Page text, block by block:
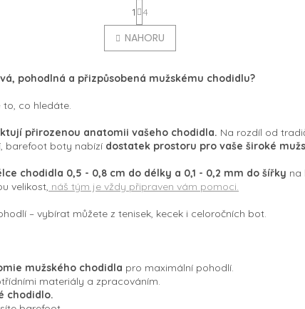
O
v
d
a
p
r
v
k
y
v
ý
p
u
S
t
r
á
n
o
1 4
NAHORU
pohodlná a přizpůsobená mužskému chodidlu?
co hledáte.
přirozenou anatomii vašeho chodidla. Na rozdíl od
barefoot boty nabízí dostatek prostoru pro vaše široké
chodidla 0,5 - 0,8 cm do délky a 0,1 - 0,2 mm do šířky na
velikost, náš tým je vždy připraven vám pomoci.
– vybírat můžete z tenisek, kecek i celoročních bot.
mužského chodidla pro maximální pohodlí.
materiály a zpracováním.
chodidlo.